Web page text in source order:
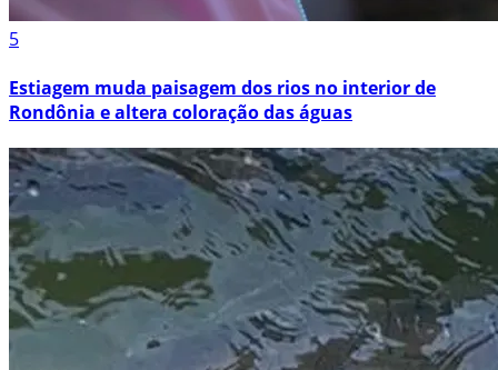
5
Estiagem muda paisagem dos rios no interior de
Rondônia e altera coloração das águas